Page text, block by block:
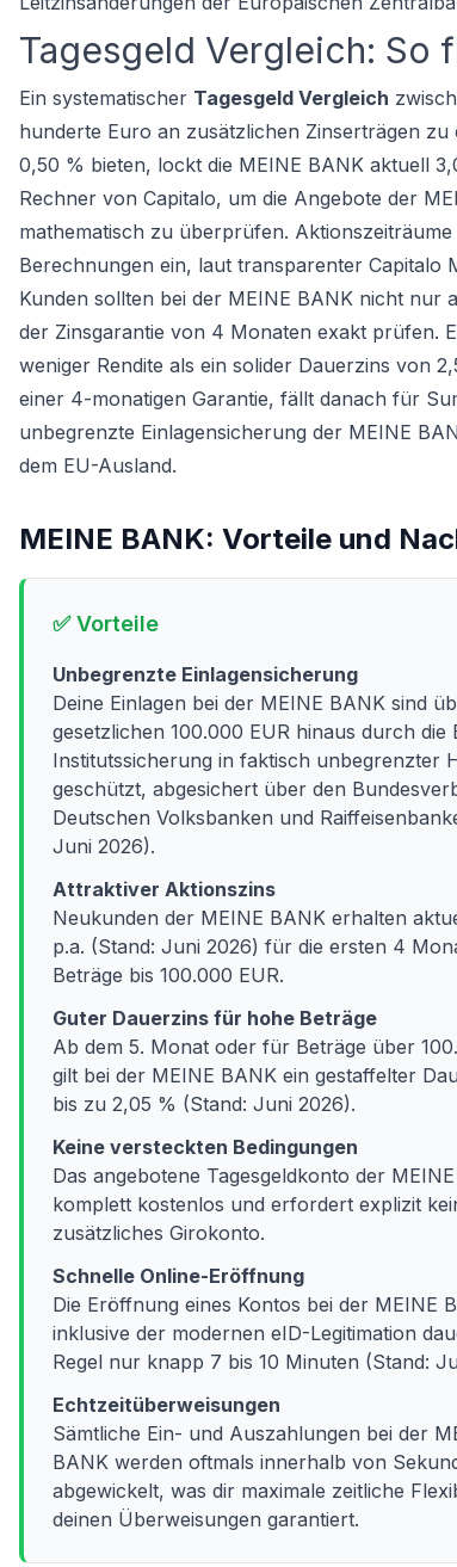
Tagesgeld Vergleich: So
Ein systematischer Tagesgeld Vergleich
hunderte Euro an zusätzlichen Zinserträgen
0,50 % bieten, lockt die MEINE BANK aktuell
Rechner von Capitalo, um die Angebote der
mathematisch zu überprüfen.
Berechnungen ein, laut transparenter Capitalo
Kunden sollten bei der MEINE BANK nicht
der Zinsgarantie von 4 Monaten exakt prüfen.
weniger Rendite als ein solider Dauerzins von
einer 4-monatigen Garantie, fällt danach für
unbegrenzte Einlagensicherung der MEINE
dem EU-Ausland.
MEINE BANK: Vorteile und
✅ Vorteile
Unbegrenzte Einlagensicherung
Deine Einlagen bei der MEINE BANK sind
gesetzlichen 100.000 EUR hinaus durch die
Institutssicherung in faktisch unbegrenzter
geschützt, abgesichert über den
Deutschen Volksbanken und
Juni 2026).
Attraktiver Aktionszins
Neukunden der MEINE BANK erhalten
p.a. (Stand: Juni 2026) für die ersten 4
Beträge bis 100.000 EUR.
Guter Dauerzins für hohe Beträge
Ab dem 5. Monat oder für Beträge über
gilt bei der MEINE BANK ein gestaffelter
bis zu 2,05 % (Stand: Juni 2026).
Keine versteckten Bedingungen
Das angebotene Tagesgeldkonto der
komplett kostenlos und erfordert explizit
zusätzliches Girokonto.
Schnelle Online-Eröffnung
Die Eröffnung eines Kontos bei der MEINE
inklusive der modernen eID-Legitimation
Regel nur knapp 7 bis 10 Minuten (Stand:
Echtzeitüberweisungen
Sämtliche Ein- und Auszahlungen bei der
BANK werden oftmals innerhalb von
abgewickelt, was dir maximale zeitliche
deinen Überweisungen garantiert.